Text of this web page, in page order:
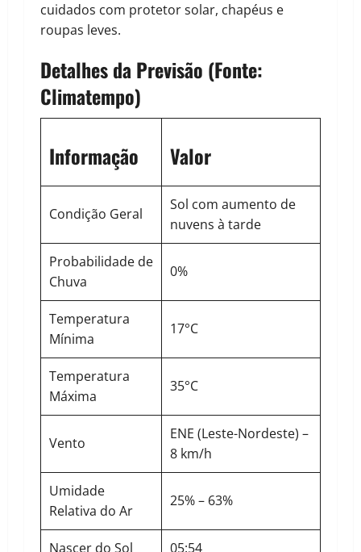
cuidados com protetor solar, chapéus e
roupas leves.
Detalhes da Previsão (Fonte:
Climatempo)
Informação Valor
Condição Geral
Sol com aumento de
nuvens à tarde
Probabilidade de
Chuva
0%
Temperatura
Mínima
17°C
Temperatura
Máxima
35°C
Vento
ENE (Leste-Nordeste) –
8 km/h
Umidade
Relativa do Ar
25% – 63%
Nascer do Sol 05:54